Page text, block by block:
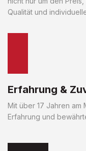
Qualität und
Erfahrung &
Mit über 17 Jahren am
Erfahrung und